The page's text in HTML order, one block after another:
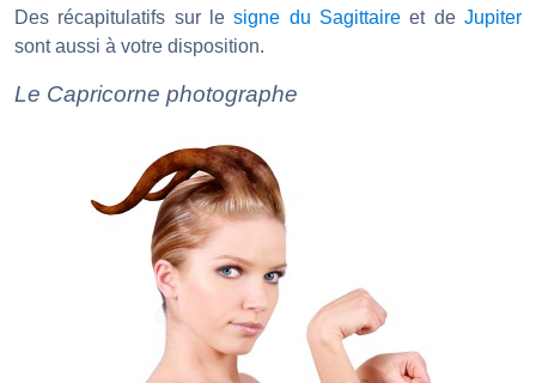
Des récapitulatifs sur lesigne du Sagittaire et deJupiter
sont aussi à votre disposition.
Le Capricorne photographe